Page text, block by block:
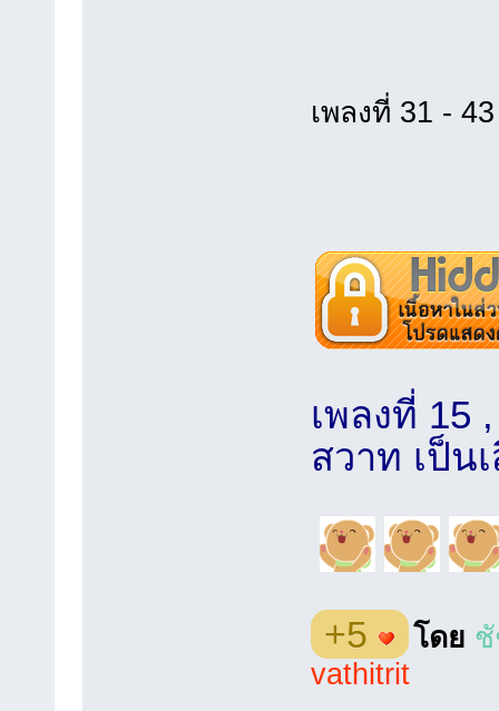
เพลงที่ 31 - 43
เพลงที่ 15
สวาท เป็น
+5 โดย
vathitrit